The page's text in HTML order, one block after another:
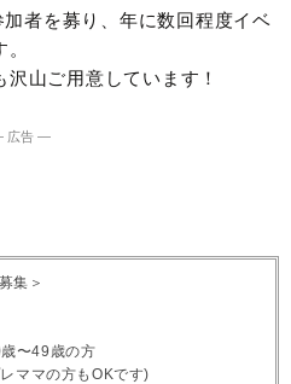
者を募り、年に数回程度イベ
山ご用意しています！
広告 ―
集＞
〜49歳の方
ママの方もOKです)